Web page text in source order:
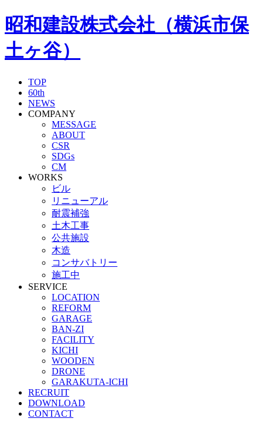
昭和建設株式会社（横浜市保
土ヶ谷）
TOP
60th
NEWS
COMPANY
MESSAGE
ABOUT
CSR
SDGs
CM
WORKS
ビル
リニューアル
耐震補強
土木工事
公共施設
木造
コンサバトリー
施工中
SERVICE
LOCATION
REFORM
GARAGE
BAN-ZI
FACILITY
KICHI
WOODEN
DRONE
GARAKUTA-ICHI
RECRUIT
DOWNLOAD
CONTACT